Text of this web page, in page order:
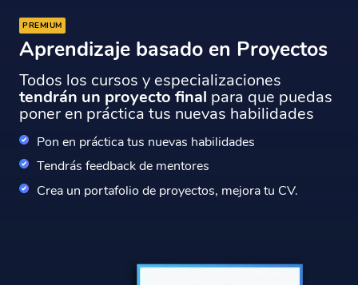
PREMIUM
Aprendizaje basado en Proyectos
Todos los cursos y especializaciones
tendrán un proyecto final para que puedas
poner en práctica tus nuevas habilidades
Pon en práctica tus nuevas habilidades
Tendrás feedback de mentores
Crea un portafolio de proyectos, mejora tu CV.